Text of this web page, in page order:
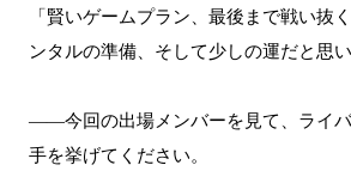
「賢いゲームプラン、最後まで戦い抜
ンタルの準備、そして少しの運だと思い
――今回の出場メンバーを見て、ライ
手を挙げてください。